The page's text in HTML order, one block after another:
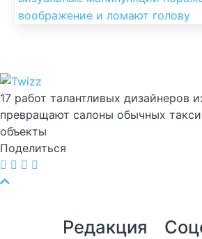
воображение и ломают голову
17 работ талантливых дизайнеров
превращают салоны обычных
объекты
Поделиться
Редакция